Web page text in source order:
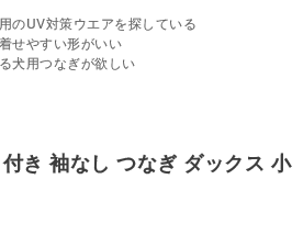
のUV対策ウエアを探している
せやすい形がいい
犬用つなぎが欲しい
的に覆える犬服を探している
犬服が欲しい
しやすい犬服を探している
UV対応つなぎ
く、
つなぎタイプ。
き 袖なし つなぎ ダックス 小